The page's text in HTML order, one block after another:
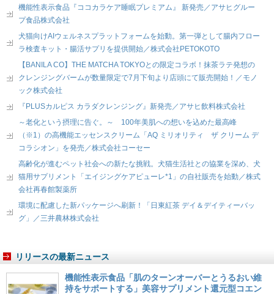
機能性表示食品『ココカラケア睡眠プレミアム』 新発売／アサヒグルー
プ食品株式会社
犬猫向けAIウェルネスプラットフォームを始動。第一弾として腸内フロー
ラ検査キット・腸活サプリを提供開始／株式会社PETOKOTO
【BANILA CO】THE MATCHA TOKYOとの限定コラボ！抹茶ラテ発想の
クレンジングバームが数量限定で7月下旬より店頭にて販売開始！／モノ
ック株式会社
『PLUSカルピス カラダクレンジング』新発売／アサヒ飲料株式会社
～老化という摂理に告ぐ。～ 100年美肌への想いを込めた最高峰
（※1）の高機能エッセンスクリーム「AQ ミリオリティ ザ クリーム デ
コラシオン」を発売／株式会社コーセー
高齢化が進むペット社会への新たな挑戦。犬猫生活社との協業を深め、犬
猫用サプリメント「エイジングケアピューレ*1」の自社販売を始動／株式
会社再春館製薬所
環境に配慮した新パッケージへ刷新！「日東紅茶 デイ＆デイティーバッ
グ」／三井農林株式会社
リリースの最新ニュース
機能性表示食品「肌のターンオーバーとうるおい維
持をサポートする」美容サプリメント還元型コエン